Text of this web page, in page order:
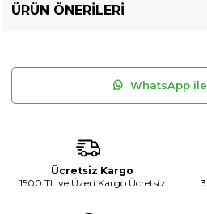
ÜRÜN ÖNERILERI
WhatsApp
Ücretsiz Kargo
1500 TL ve Üzeri Kargo Ücretsiz